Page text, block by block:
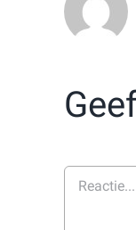
Reactie